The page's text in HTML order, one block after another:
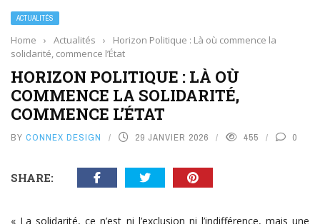
ACTUALITÉS
Home › Actualités ›
Horizon Politique : Là où commence la
solidarité, commence l’État
HORIZON POLITIQUE : LÀ OÙ
COMMENCE LA SOLIDARITÉ,
COMMENCE L’ÉTAT
BY CONNEX DESIGN 29 JANVIER 2026 455 0
SHARE:
« La solidarité, ce n’est ni l’exclusion ni l’indifférence, mais une